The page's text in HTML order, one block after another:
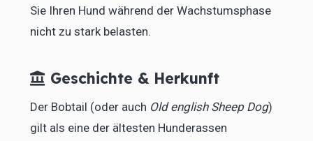
Sie Ihren Hund während der Wachstumsphase
nicht zu stark belasten.
Geschichte & Herkunft
Der Bobtail (oder auch Old english Sheep Dog)
gilt als eine der ältesten Hunderassen